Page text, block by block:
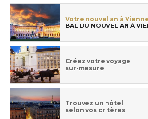
Votre nouvel an à Vienne
BAL DU NOUVEL AN À
Créez votre voyage
sur-mesure
Trouvez un hôtel
selon vos critères